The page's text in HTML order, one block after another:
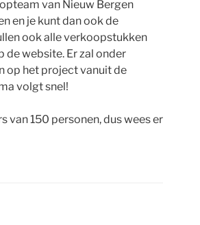
van Nieuw Bergen
en je kunt dan ook de
ook alle verkoopstukken
website. Er zal onder
op het project vanuit de
volgt snel!
van 150 personen, dus wees er